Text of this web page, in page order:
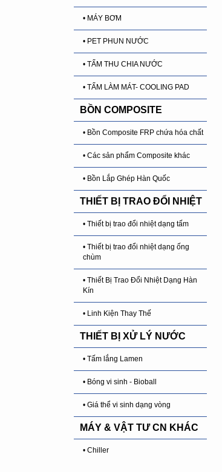
• MÁY BƠM
• PET PHUN NƯỚC
• TẤM THU CHIA NƯỚC
• TẤM LÀM MÁT- COOLING PAD
BỒN COMPOSITE
• Bồn Composite FRP chứa hóa chất
• Các sản phẩm Composite khác
• Bồn Lắp Ghép Hàn Quốc
THIẾT BỊ TRAO ĐỔI NHIỆT
• Thiết bị trao đổi nhiệt dạng tấm
• Thiết bị trao đổi nhiệt dạng ống
chùm
• Thiết Bị Trao Đổi Nhiệt Dạng Hàn
Kín
• Linh Kiện Thay Thế
THIẾT BỊ XỬ LÝ NƯỚC
• Tấm lắng Lamen
• Bóng vi sinh - Bioball
• Giá thể vi sinh dạng vòng
MÁY & VẬT TƯ CN KHÁC
• Chiller